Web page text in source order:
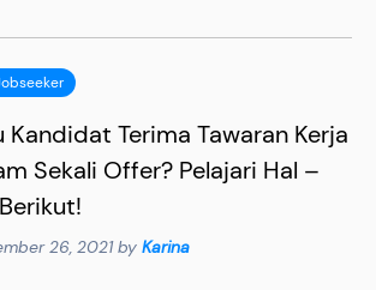
Kandidat Terima Tawaran Kerja
Sekali Offer? Pelajari Hal –
26, 2021 by Karina